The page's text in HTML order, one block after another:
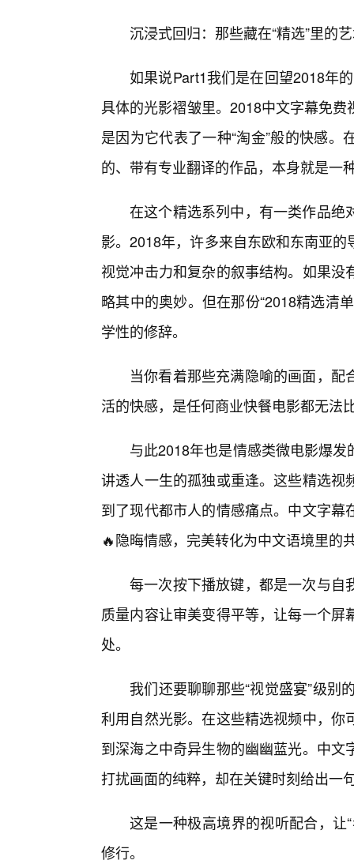
沉浸式回归：那些藏在“精选”里的
如果说Part1我们是在回望2018年
具体的光影褶皱里。2018中文字幕免
是因为它代表了一种“淘金”般的快感
的、带有专业翻译的作品，本身就是一
在这个精选系列中，有一类作品
影。2018年，许多来自东欧和东南亚
视觉冲击力和复杂的叙事结构。如果
略其中的奥妙。但在那份“2018精选清
学性的修辞。
当你看着那些充满隐喻的画面，
活的快感，是任何商业快餐电影都无法
与此2018年也是情感类微电影爆
讲透人一生的孤独或重逢。这些精选
到了现代都市人的情感痛点。中文字
🔥隐晦情感，完美转化为中文语境里的
每一次按下播放键，都是一次与自
质量内容让审美变得平等，让每一个
处。
我们还要聊聊那些“视觉盛宴”级别
利用自然光影。在这些精选视频中，
到深海之中奇异生物的幽幽蓝光。中
打扰画面的纯粹，却在关键时刻给出一
这是一种极高境界的视听配合，让
修行。